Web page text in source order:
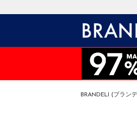
BRANDELI (ブラン